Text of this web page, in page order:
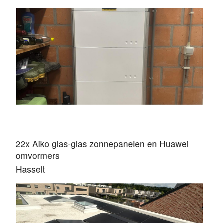
22x Aiko glas-glas zonnepanelen en Huawei
omvormers
Hasselt